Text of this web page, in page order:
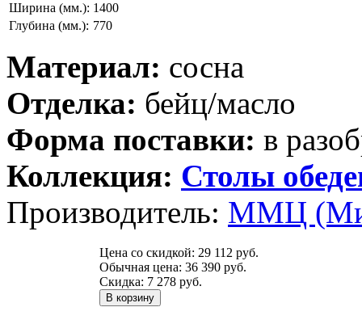
Ширина (мм.): 1400
Глубина (мм.): 770
Материал: сосна
Отделка: бейц/масло
Форма поставки: в
Коллекция: Столы
Производитель: ММЦ
Цена со скидкой: 29 112 руб.
Обычная цена: 36 390 руб.
Скидка: 7 278 руб.